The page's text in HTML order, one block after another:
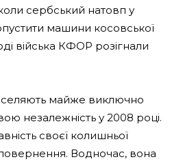
сербський натовп у
машини косовської
війська КФОР розігнали
майже виключно
незалежність у 2008 році.
своєї колишньої
повернення. Водночас, вона